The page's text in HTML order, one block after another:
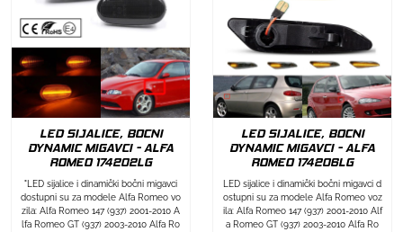
LED SIJALICE, BOCNI
DYNAMIC MIGAVCI - ALFA
ROMEO 174202LG
"LED sijalice i dinamički bočni migavci
dostupni su za modele Alfa Romeo vo
zila: Alfa Romeo 147 (937) 2001-2010 A
lfa Romeo GT (937) 2003-2010 Alfa Ro
LED SIJALICE, BOCNI
DYNAMIC MIGAVCI - ALFA
ROMEO 174206LG
LED sijalice i dinamički bočni migavci d
ostupni su za modele Alfa Romeo voz
ila: Alfa Romeo 147 (937) 2001-2010 Alf
a Romeo GT (937) 2003-2010 Alfa Ro